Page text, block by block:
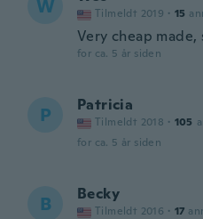
W Tilmeldt 2019 · 15
Very cheap
for ca. 5 år siden
P Patricia
Tilmeldt 2018 · 105
for ca. 5 år siden
B Becky
Tilmeldt 2016 · 17